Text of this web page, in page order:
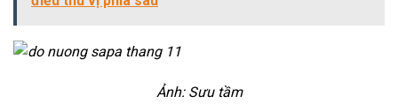
Ảnh: Sưu tầm